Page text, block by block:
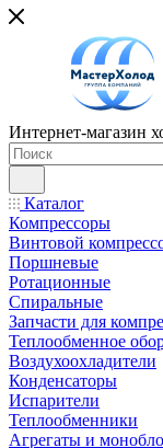
Интернет-магазин
Каталог
Компрессоры
Винтовой
Поршневые
Ротационные
Спиральные
Запчасти для
Теплообменное
Воздухоохладители
Конденсаторы
Испарители
Теплообменники
Агрегаты и